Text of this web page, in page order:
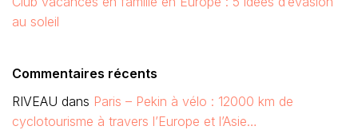
au soleil
Commentaires récents
RIVEAU dans Paris – Pekin à vélo : 12000 km de
cyclotourisme à travers l’Europe et l’Asie…